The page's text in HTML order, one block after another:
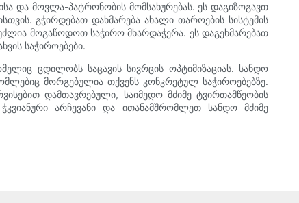
და მოვლა-პატრონობის მომსახურებას. ეს დაგიზოგავთ
გჭირდებათ დახმარება ახალი თაროების სისტემის
მოგაწოდოთ საჭირო მხარდაჭერა. ეს დაგეხმარებათ
საჭიროებები.
ცდილობს საცავის სივრცის ოპტიმიზაციას. სანდო
მორგებულია თქვენს კონკრეტულ საჭიროებებზე.
დამთავრებული, საიმედო მძიმე ტვირთამწეობის
არჩევანი და ითანამშრომლეთ სანდო მძიმე